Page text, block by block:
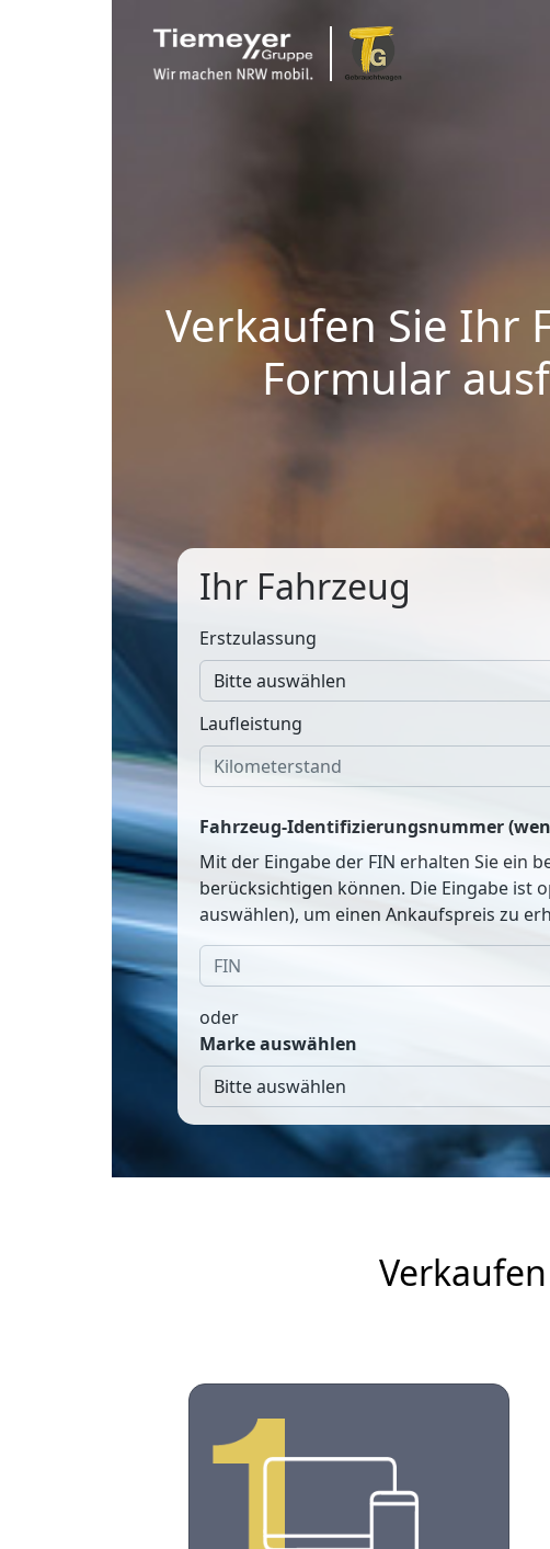
Verkaufen Sie Ihr
Formular
Ihr Fahrzeug
Erstzulassung
Laufleistung
Fahrzeug-Identifizierungsnummer
Mit der Eingabe der FIN erhalten Sie ein
berücksichtigen können. Die Eingabe ist
auswählen), um einen Ankaufspreis zu
oder
Marke auswählen